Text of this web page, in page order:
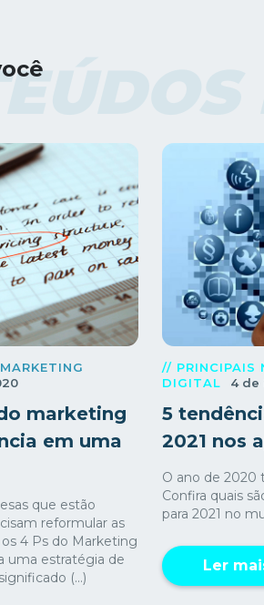
marketing
em uma
que estão
reformular as
4 Ps do Marketing
uma estratégia de
(...)
// PRINCIPAIS
DIGITAL
4 de
5
2021 nos
O ano de 2020
Confira quais
para 2021 no
Ler